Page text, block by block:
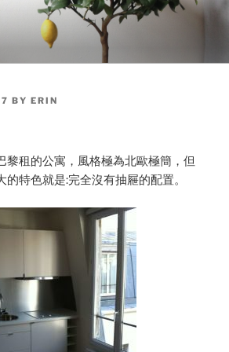
BY ERIN
黎租的公寓，風格極為北歐極簡，但
特色就是:完全沒有抽屜的配置。